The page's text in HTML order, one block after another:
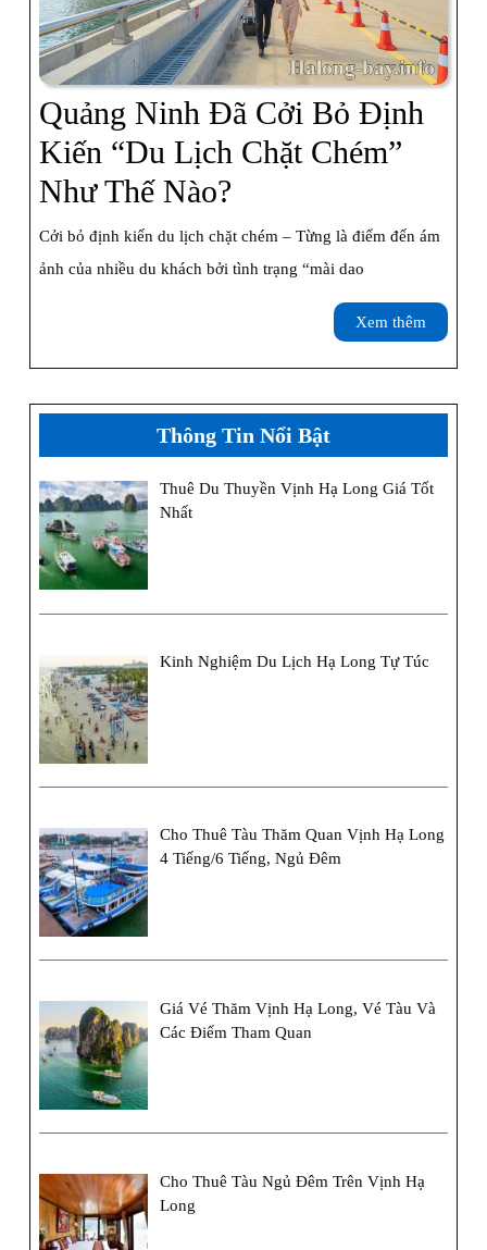
Đầu
Tiên
Quảng Ninh Đã Cởi Bỏ Định
Kiến “du Lịch Chặt Chém”
Như Thế Nào?
Ninh
Đã
Kiến
“du
Lịch
Như
Thế
Cởi bỏ định kiến du lịch chặt chém – Từng là điểm đến ám
ảnh của nhiều du khách bởi tình trạng “mài dao
Xem thêm
thêm
Thông Tin Nổi Bật
Thuê Du Thuyền Vịnh Hạ Long Giá Tốt
Nhất
Kinh Nghiệm Du Lịch Hạ Long Tự Túc
Cho Thuê Tàu Thăm Quan Vịnh Hạ Long
4 Tiếng/6 Tiếng, Ngủ Đêm
Giá Vé Thăm Vịnh Hạ Long, Vé Tàu Và
Các Điểm Tham Quan
Cho Thuê Tàu Ngủ Đêm Trên Vịnh Hạ
Long